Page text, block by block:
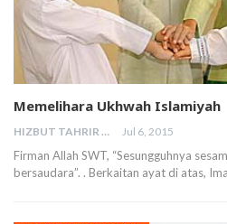
Memelihara Ukhwah Islamiyah
HIZBUT TAHRIR MALAYSIA Jul 6, 2015
Firman Allah SWT, “Sesungguhnya
bersaudara”. . Berkaitan ayat di atas,